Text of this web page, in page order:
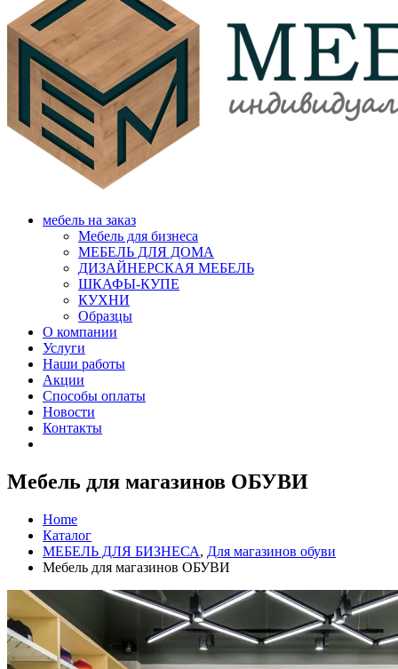
мебель на заказ
Мебель для бизнеса
МЕБЕЛЬ ДЛЯ ДОМА
ДИЗАЙНЕРСКАЯ МЕБЕЛЬ
ШКАФЫ-КУПЕ
КУХНИ
Образцы
О компании
Услуги
Наши работы
Акции
Способы оплаты
Новости
Контакты
Мебель для магазинов ОБУВИ
Home
Каталог
МЕБЕЛЬ ДЛЯ БИЗНЕСА, Для магазинов обуви
Мебель для магазинов ОБУВИ